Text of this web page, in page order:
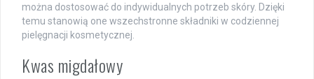
można dostosować do indywidualnych potrzeb skóry. Dzięki
temu stanowią one wszechstronne składniki w codziennej
pielęgnacji kosmetycznej.
Kwas migdałowy